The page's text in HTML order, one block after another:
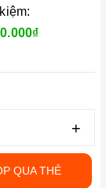
+
QUA THẺ